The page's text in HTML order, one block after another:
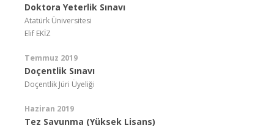
Doktora Yeterlik Sınavı
Atatürk Üniversitesi
Elif EKİZ
Temmuz 2019
Doçentlik Sınavı
Doçentlik Jüri Üyeliği
Haziran 2019
Tez Savunma (Yüksek Lisans)